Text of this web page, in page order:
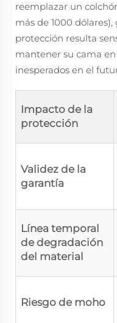
reemplazar un
más de 1000
protección resulta
mantener su cama
inesperados en el
Impacto de la
protección
Validez de la
garantía
Línea temporal
de degradación
del material
Riesgo de moho